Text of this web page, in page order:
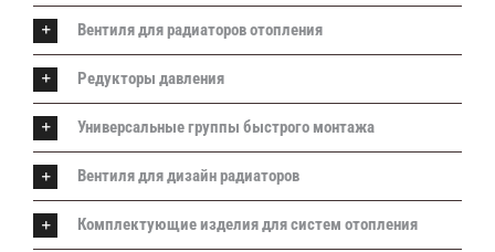
Вентиля для радиаторов отопления
Редукторы давления
Универсальные группы быстрого монтажа
Вентиля для дизайн радиаторов
Комплектующие изделия для систем отопления